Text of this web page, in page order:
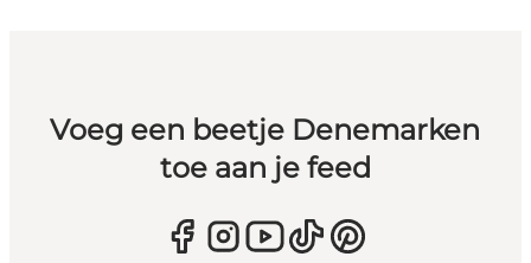
Voeg een beetje Denemarken
toe aan je feed